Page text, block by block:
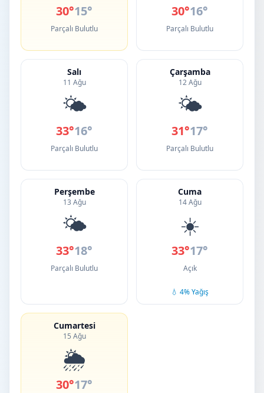
30°15°
Parçalı Bulutlu
30°16°
Parçalı Bulutlu
Salı
11 Ağu
🌤️
33°16°
Parçalı Bulutlu
Çarşamba
12 Ağu
🌤️
31°17°
Parçalı Bulutlu
Perşembe
13 Ağu
🌤️
33°18°
Parçalı Bulutlu
Cuma
14 Ağu
☀️
33°17°
Açık
💧 4% Yağış
Cumartesi
15 Ağu
🌦️
30°17°